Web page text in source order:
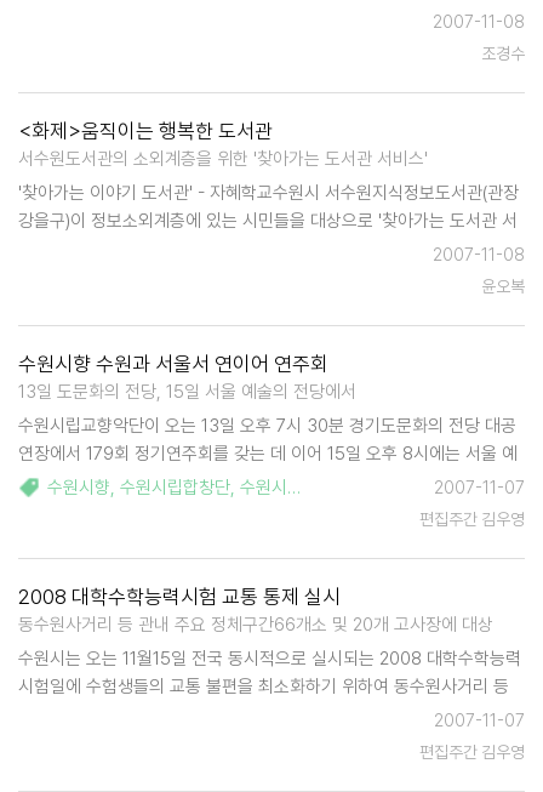
게란 순수 우리말) 회원전인 '작은 그림을 개최한다. 회원 작품 15점을 작
은그림전이란 주제 아래 전시한다.회원 작품 15점이 전시되며 도서관 이
2007-11-08
조경수
<화제>움직이는 행복한 도서관
서수원도서관의 소외계층을 위한 '찾아가는 도서관 서비스'
'찾아가는 이야기 도서관' - 자혜학교수원시 서수원지식정보도서관(관장
강을구)이 정보소외계층에 있는 시민들을 대상으로 '찾아가는 도서관 서
비스' 프로그램을 운영, 환영을 받고 있다. 이 사업은 2006년 도서관 개
관때 부터 소외계층 어린이 방과후 독서지도로 시작되어 2007년도에는
2007-11-08
윤오복
수원시향 수원과 서울서 연이어 연주회
13일 도문화의 전당, 15일 서울 예술의 전당에서
수원시립교향악단이 오는 13일 오후 7시 30분 경기도문화의 전당 대공
연장에서 179회 정기연주회를 갖는 데 이어 15일 오후 8시에는 서울 예
술의 전당 콘서트홀에서 제180회 정기 연주회를 연다. 클래식 애호가에
게 수준 높은 클래식을 선사하기 위해 마련된 이번 연주회는 박은성 지휘
수원시향, 수원시립합창단, 수원시 ,박은성 경기도문화의전당,김영호
2007-11-07
편집주간 김우영
2008 대학수학능력시험 교통 통제 실시
동수원사거리 등 관내 주요 정체구간66개소 및 20개 고사장에 대상
수원시는 오는 11월15일 전국 동시적으로 실시되는 2008 대학수학능력
시험일에 수험생들의 교통 불편을 최소화하기 위하여 동수원사거리 등
관내 주요 정체구간66개소 및 20개 고사장에 대한 일제 교통통제를 실
시한다. 이번 교통통제는 수원시청, 수원시 관내 3개 경찰서, 중.남부 모
2007-11-07
편집주간 김우영